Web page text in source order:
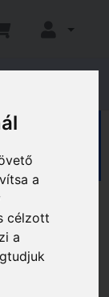
a
célzott
a
Kerti eszközök